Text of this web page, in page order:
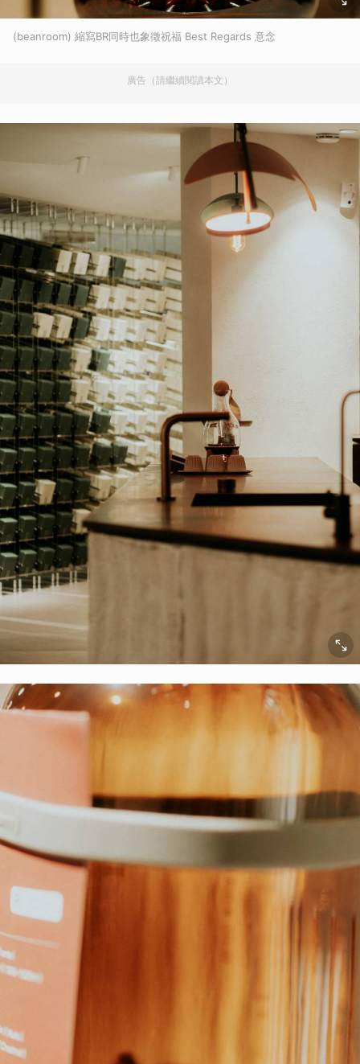
(beanroom) 縮寫BR同時也象徵祝福 Best Regards 意念
廣告（請繼續閱讀本文）